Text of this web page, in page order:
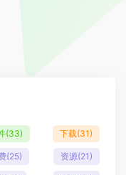
(33) 下载(31)
(25) 资源(21)